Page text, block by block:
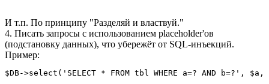
И т.п. По принципу "Разделяй и властвуй."
4. Писать запросы с использованием placeholder'ов
(подстановку данных), что убережёт от SQL-инъекций.
Пример:
$DB->select('SELECT * FROM tbl WHERE a=? AND b=?',